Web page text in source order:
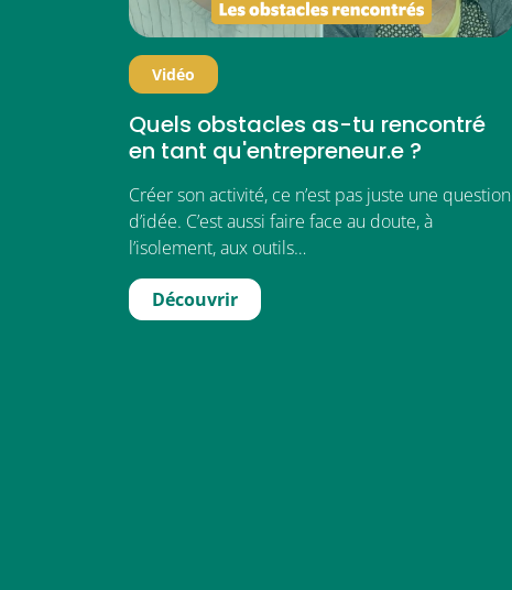
Vidéo
Quels obstacles as-tu rencontré
en tant qu'entrepreneur.e ?
Créer son activité, ce n’est pas juste une question
d’idée. C’est aussi faire face au doute, à
l’isolement, aux outils…
Découvrir